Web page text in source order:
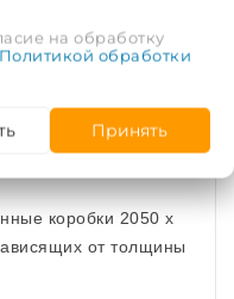
коробки 2050 x
от толщины
на обработку
Политикой обработки
Принять